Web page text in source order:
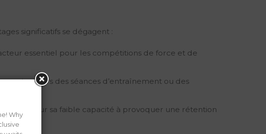
significatifs se dégagent :
essentiel pour les compétitions de force et de
atout lors des séances d’entraînement ou des
réputé pour sa faible capacité à provoquer une rétention
Why